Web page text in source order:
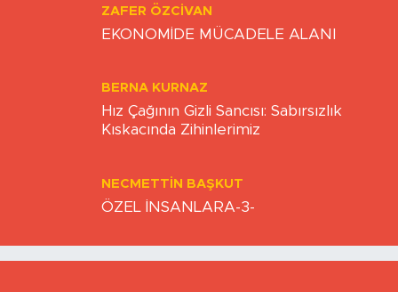
ZAFER ÖZCIVAN
EKONOMİDE MÜCADELE ALANI
BERNA KURNAZ
Hız Çağının Gizli Sancısı: Sabırsızlık
Kıskacında Zihinlerimiz
NECMETTIN BAŞKUT
ÖZEL İNSANLARA-3-